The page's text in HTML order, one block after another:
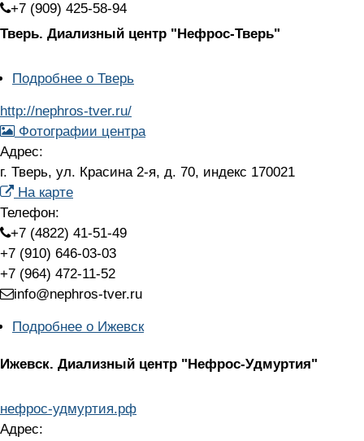
+7 (909) 425-58-94
Тверь. Диализный центр "Нефрос-Тверь"
Подробнее о Тверь
http://nephros-tver.ru/
Фотографии центра
Адрес:
г. Тверь, ул. Красина 2-я, д. 70, индекс 170021
На карте
Телефон:
+7 (4822) 41-51-49
+7 (910) 646-03-03
+7 (964) 472-11-52
info@nephros-tver.ru
Подробнее о Ижевск
Ижевск. Диализный центр "Нефрос-Удмуртия"
нефрос-удмуртия.рф
Адрес: